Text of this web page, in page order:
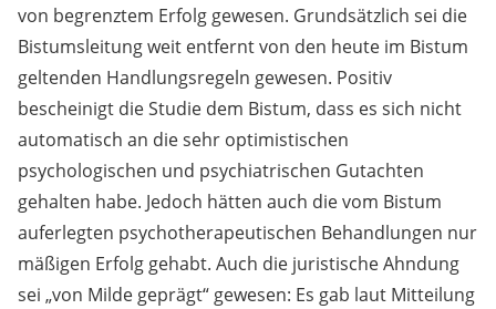
von begrenztem Erfolg gewesen. Grundsätzlich sei die
Bistumsleitung weit entfernt von den heute im Bistum
geltenden Handlungsregeln gewesen. Positiv
bescheinigt die Studie dem Bistum, dass es sich nicht
automatisch an die sehr optimistischen
psychologischen und psychiatrischen Gutachten
gehalten habe. Jedoch hätten auch die vom Bistum
auferlegten psychotherapeutischen Behandlungen nur
mäßigen Erfolg gehabt. Auch die juristische Ahndung
sei „von Milde geprägt“ gewesen: Es gab laut Mitteilung